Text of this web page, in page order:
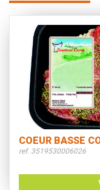
COEUR BASSE
ref. 3519530006026